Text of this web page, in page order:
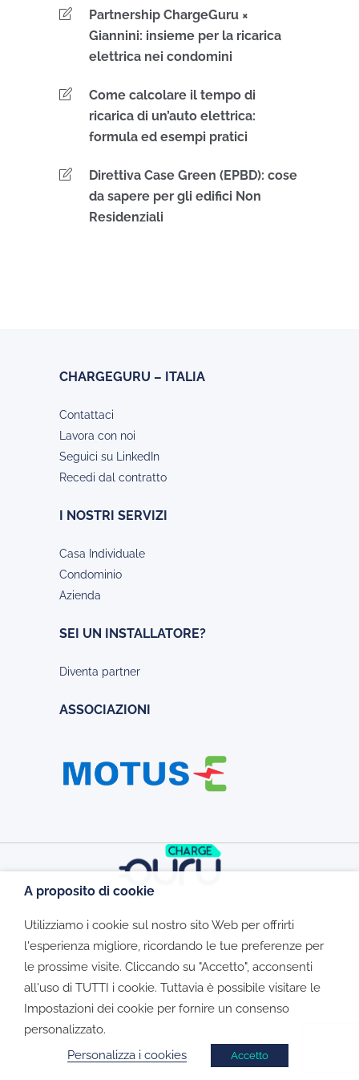
Partnership ChargeGuru ×
Giannini: insieme per la ricarica
elettrica nei condomini
Come calcolare il tempo di
ricarica di un’auto elettrica:
formula ed esempi pratici
Direttiva Case Green (EPBD): cose
da sapere per gli edifici Non
Residenziali
CHARGEGURU – ITALIA
Contattaci
Lavora con noi
Seguici su LinkedIn
Recedi dal contratto
I NOSTRI SERVIZI
Casa Individuale
Condominio
Azienda
SEI UN INSTALLATORE?
Diventa partner
ASSOCIAZIONI
©2026 - CGV - Informativa Privacy -
Cookie Policy
A proposito di cookie
Utilizziamo i cookie sul nostro sito Web per offrirti
l'esperienza migliore, ricordando le tue preferenze per
le prossime visite. Cliccando su "Accetto", acconsenti
all'uso di TUTTI i cookie. Tuttavia è possibile visitare le
Impostazioni dei cookie per fornire un consenso
personalizzato.
Personalizza i cookies
Accetto